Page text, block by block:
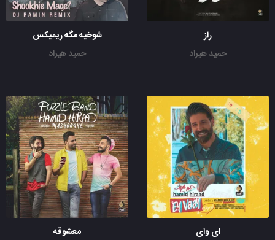
راز
حمید هیراد
شوخیه مگه ریمیکس
حمید هیراد
ای وای
معشوقه